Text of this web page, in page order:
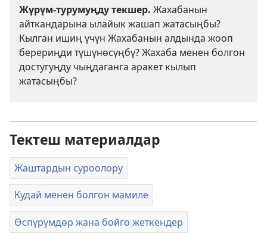
Жүрүм-турумуңду текшер. Жахабанын
айткандарына ылайык жашап жатасыңбы?
Кылган ишиң үчүн Жахабанын алдында жооп
берериңди түшүнөсүңбү? Жахаба менен болгон
достугуңду чыңдаганга аракет кылып
жатасыңбы?
Тектеш материалдар
Жаштардын суроолору
Кудай менен болгон мамиле
Өспүрүмдөр жана бойго жеткендер